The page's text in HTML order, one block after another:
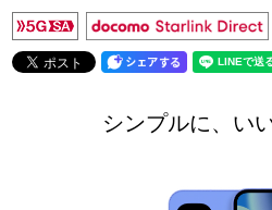
シンプルに、い